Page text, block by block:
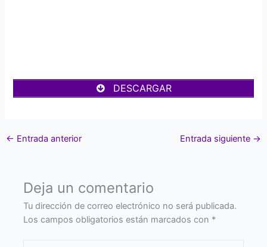
DESCARGAR
← Entrada anterior Entrada siguiente →
Deja un comentario
Tu dirección de correo electrónico no será publicada.
Los campos obligatorios están marcados con *